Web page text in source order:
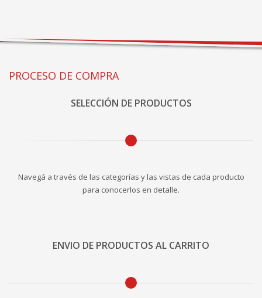
PROCESO DE COMPRA
SELECCIÓN DE PRODUCTOS
Navegá a través de las categorías y las vistas de cada producto
para conocerlos en detalle.
ENVIO DE PRODUCTOS AL CARRITO